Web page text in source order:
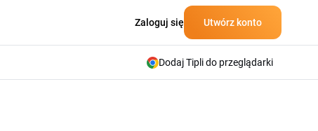
Zaloguj się Utwórz konto
Dodaj Tipli do przeglądarki